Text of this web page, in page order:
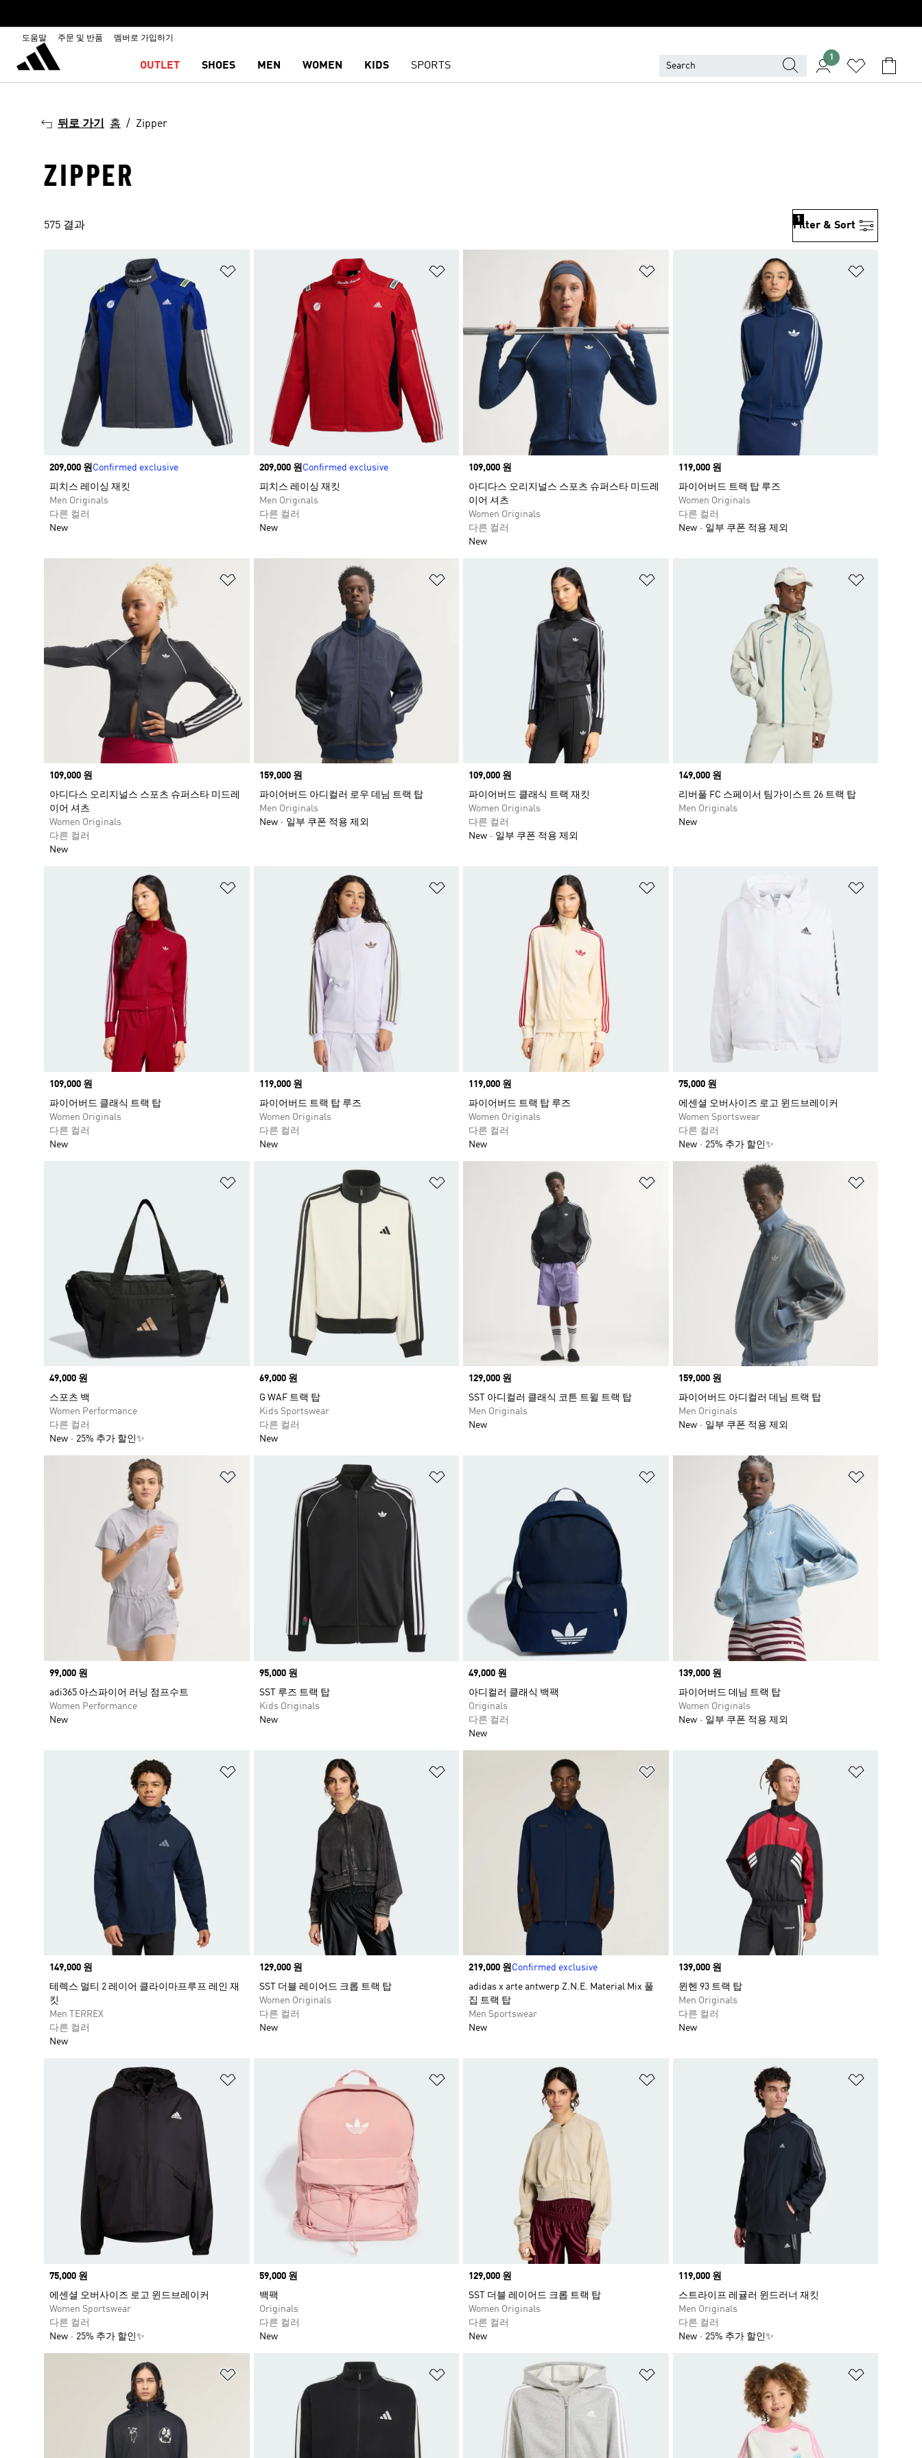
도움말 주문 및 반품 멤버로 가입하기
OUTLET SHOES MEN WOMEN KIDS SPORTS
1
뒤로 가기 홈 Zipper
ZIPPER
575 결과 Filter & Sort
1
Price
209,000 원 Confirmed exclusive
피치스 레이싱 재킷​
Men Originals
다른 컬러
New
Price
209,000 원 Confirmed exclusive
피치스 레이싱 재킷​
Men Originals
다른 컬러
New
Price
109,000 원
아디다스 오리지널스 스포츠 슈퍼스타 미드레
이어 셔츠
Women Originals
다른 컬러
New
Price
119,000 원
파이어버드 트랙 탑 루즈
Women Originals
다른 컬러
New
일부 쿠폰 적용 제외
Price
109,000 원
아디다스 오리지널스 스포츠 슈퍼스타 미드레
이어 셔츠
Women Originals
다른 컬러
New
Price
159,000 원
파이어버드 아디컬러 로우 데님 트랙 탑
Men Originals
New
일부 쿠폰 적용 제외
Price
109,000 원
파이어버드 클래식 트랙 재킷
Women Originals
다른 컬러
New
일부 쿠폰 적용 제외
Price
149,000 원
리버풀 FC 스페이서 팀가이스트 26 트랙 탑
Men Originals
New
Price
109,000 원
파이어버드 클래식 트랙 탑
Women Originals
다른 컬러
New
Price
119,000 원
파이어버드 트랙 탑 루즈
Women Originals
다른 컬러
New
Price
119,000 원
파이어버드 트랙 탑 루즈
Women Originals
다른 컬러
New
Price
75,000 원
에센셜 오버사이즈 로고 윈드브레이커
Women Sportswear
다른 컬러
New
25% 추가 할인✨
Price
49,000 원
스포츠 백
Women Performance
다른 컬러
New
25% 추가 할인✨
Price
69,000 원
G WAF 트랙 탑
Kids Sportswear
다른 컬러
New
Price
129,000 원
SST 아디컬러 클래식 코튼 트윌 트랙 탑
Men Originals
New
Price
159,000 원
파이어버드 아디컬러 데님 트랙 탑
Men Originals
New
일부 쿠폰 적용 제외
Price
99,000 원
adi365 아스파이어 러닝 점프수트
Women Performance
New
Price
95,000 원
SST 루즈 트랙 탑
Kids Originals
New
Price
49,000 원
아디컬러 클래식 백팩
Originals
다른 컬러
New
Price
139,000 원
파이어버드 데님 트랙 탑
Women Originals
New
일부 쿠폰 적용 제외
Price
149,000 원
테렉스 멀티 2 레이어 클라이마프루프 레인 재
킷
Men TERREX
다른 컬러
New
Price
129,000 원
SST 더블 레이어드 크롭 트랙 탑
Women Originals
다른 컬러
New
Price
219,000 원Confirmed exclusive
adidas x arte antwerp Z.N.E. Material Mix 풀
집 트랙 탑
Men Sportswear
New
Price
139,000 원
뮌헨 93 트랙 탑
Men Originals
다른 컬러
New
Price
75,000 원
에센셜 오버사이즈 로고 윈드브레이커
Women Sportswear
다른 컬러
New
25% 추가 할인✨
Price
59,000 원
백팩
Originals
다른 컬러
New
Price
129,000 원
SST 더블 레이어드 크롭 트랙 탑
Women Originals
다른 컬러
New
Price
119,000 원
스트라이프 레귤러 윈드러너 재킷
Men Originals
다른 컬러
New
25% 추가 할인✨
위시리스트 담기